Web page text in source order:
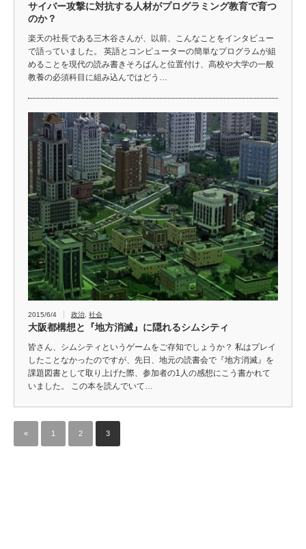
サイバー攻撃に対抗する人材がプログラミング教育で育つ
のか？
楽天の社長である三木谷さんが、以前、こんなことをインタビュー
で語っていました。 英語とコンピューターの簡単なプログラムが組
めることを現代の読み書きそろばんと位置付け、高校や大学の一般
教養の必須科目に組み込んではどう…
2015/6/4 政治 社会
大阪都構想と『地方消滅』に隠れるシムシティ
皆さん、シムシティというゲームをご存知でしょうか？ 私はプレイ
したことなかったのですが、先日、地元の読書会で『地方消滅』を
課題図書として取り上げた際、参加者の1人の感想にこう書かれて
いました。 この本を読んでいて…
« 1 2 3